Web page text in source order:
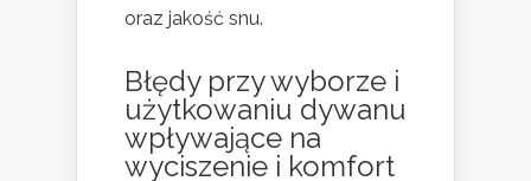
oraz jakość snu.
Błędy przy wyborze i
użytkowaniu dywanu
wpływające na
wyciszenie i komfort